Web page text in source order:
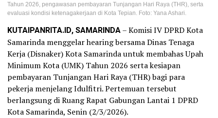
Tahun 2026, pengawasan pembayaran Tunjangan Hari Raya (THR), serta
evaluasi kondisi ketenagakerjaan di Kota Tepian. Foto: Yana Ashari.
KUTAIPANRITA.ID, SAMARINDA– Komisi IV DPRD Kota
Samarinda menggelar hearing bersama Dinas Tenaga
Kerja (Disnaker) Kota Samarinda untuk membahas Upah
Minimum Kota (UMK) Tahun 2026 serta kesiapan
pembayaran Tunjangan Hari Raya (THR) bagi para
pekerja menjelang Idulfitri. Pertemuan tersebut
berlangsung di Ruang Rapat Gabungan Lantai 1 DPRD
Kota Samarinda, Senin (2/3/2026).